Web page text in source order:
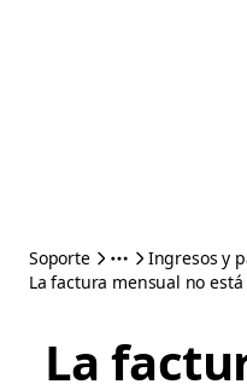
Soporte
Ingresos y
La factura mensual no está
La